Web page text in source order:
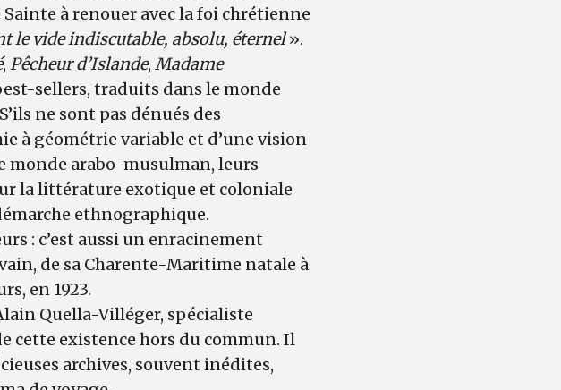
à renouer avec la foi chrétienne
le vide indiscutable, absolu, éternel».
, Pêcheur d’Islande, Madame
sellers, traduits dans le monde
ne sont pas dénués des
à géométrie variable et d’une vision
monde arabo-musulman, leurs
la littérature exotique et coloniale
ethnographique.
: c’est aussi un enracinement
de sa Charente-Maritime natale à
en 1923.
Quella-Villéger, spécialiste
cette existence hors du commun. Il
archives, souvent inédites,